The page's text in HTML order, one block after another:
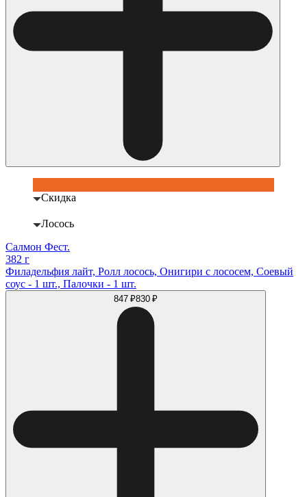
Скидка
Лосось
Салмон Фест.
382 г
Филадельфия лайт, Ролл лосось, Онигири с лососем, Соевый
соус - 1 шт., Палочки - 1 шт.
847 ₽830 ₽